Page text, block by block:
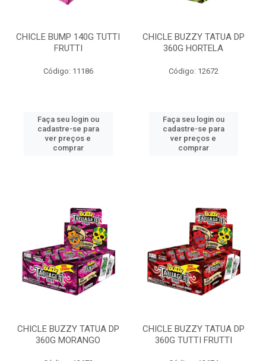
CHICLE BUMP 140G TUTTI
FRUTTI
Código: 11186
Faça seu login ou
cadastre-se para
ver preços e
comprar
CHICLE BUZZY TATUA DP
360G HORTELA
Código: 12672
Faça seu login ou
cadastre-se para
ver preços e
comprar
CHICLE BUZZY TATUA DP
360G MORANGO
CHICLE BUZZY TATUA DP
360G TUTTI FRUTTI